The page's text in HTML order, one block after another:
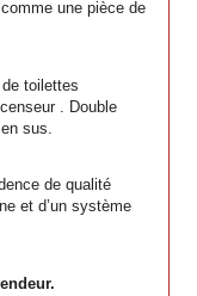
une pièce de
de toilettes
. Double
sus.
de qualité
et d’un système